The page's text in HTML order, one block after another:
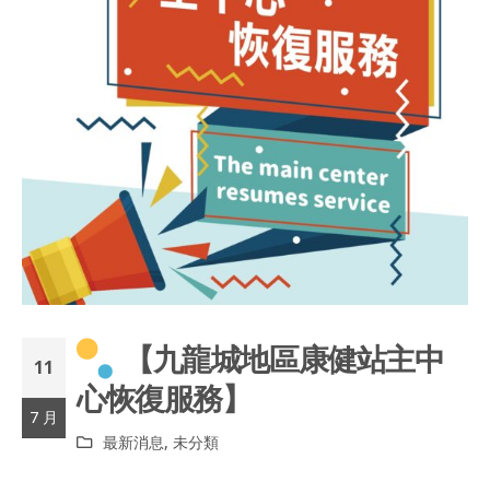
11
7 月
【九龍城地區康健站主中
心恢復服務】
最新消息,未分類